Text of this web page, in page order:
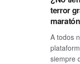
terror
A todos
siempre